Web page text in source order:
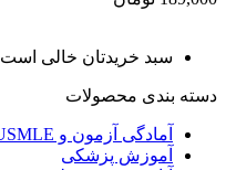
سبد خریدتان خالی
دسته بندی محصولات
آمادگی آزمون و USMLE
آموزش پزشکی